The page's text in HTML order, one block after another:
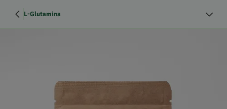
L-Glutamina